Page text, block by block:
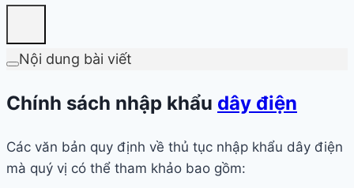
Nội dung bài viết
Chính sách nhập khẩu dây điện
Các văn bản quy định về thủ tục nhập khẩu dây điện
mà quý vị có thể tham khảo bao gồm: